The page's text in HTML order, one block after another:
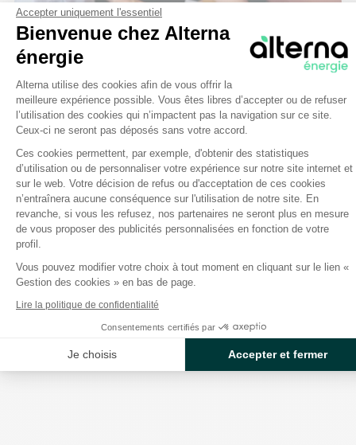
Prix TRV : comprendre le tarif
réglementé de l’électricité
Le tarif réglementé de vente (TRV) : découvrez son
prix, son fonctionnement, les différences avec les
offres de marché et comment faire le bon choix.
Accepter uniquement l'essentiel
Bienvenue chez Alterna
énergie
Plateforme de Gestion du
Alterna utilise des cookies afin de vous offrir la
meilleure expérience possible. Vous êtes libres d’accepter ou de refuser
l’utilisation des cookies qui n’impactent pas la navigation sur ce site.
Ceux-ci ne seront pas déposés sans votre accord.
Ces cookies permettent, par exemple, d'obtenir des statistiques
d’utilisation ou de personnaliser votre expérience sur notre site internet et
sur le web. Votre décision de refus ou d'acceptation de ces cookies
n’entraînera aucune conséquence sur l'utilisation de notre site. En
revanche, si vous les refusez, nos partenaires ne seront plus en mesure
de vous proposer des publicités personnalisées en fonction de votre
profil.
Vous pouvez modifier votre choix à tout moment en cliquant sur le lien «
Gestion des cookies » en bas de page.
Lire la politique de confidentialité
Consentements certifiés par
Je choisis Accepter et fermer
Axeptio consent